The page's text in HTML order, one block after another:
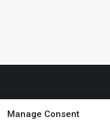
Manage Consent